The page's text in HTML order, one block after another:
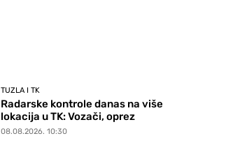
TUZLA I TK
Radarske kontrole danas na više
lokacija u TK: Vozači, oprez
08.08.2026. 10:30